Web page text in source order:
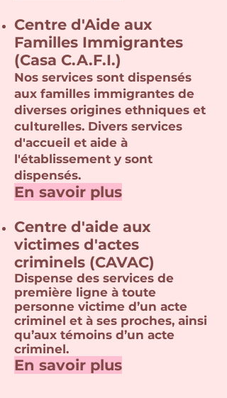
Centre d'Aide aux
Familles Immigrantes
(Casa C.A.F.I.)
Nos services sont dispensés
aux familles immigrantes de
diverses origines ethniques et
culturelles. Divers services
d'accueil et aide à
l'établissement y sont
dispensés.
En savoir plus
Centre d'aide aux
victimes d'actes
criminels (CAVAC)
Dispense des services de
première ligne à toute
personne victime d’un acte
criminel et à ses proches, ainsi
qu’aux témoins d’un acte
criminel.
En savoir plus